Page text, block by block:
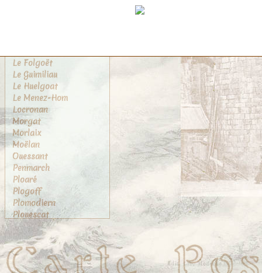
Le Folgoët
Le Guimiliau
Le Huelgoat
Le Menez-Hom
Locronan
Morgat
Morlaix
Moëlan
Ouessant
Penmarch
Ploaré
Plogoff
Plomodiern
Plouescat
Plougasnou
Plougastel
Plougastel-Daoulas
Pont-Aven